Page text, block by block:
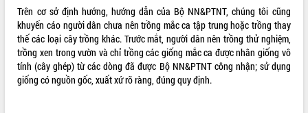
Gặp mặt các cơ quan báo chí nhân Kỷ
niệm 101 năm Ngày Báo chí Cách
mạng Việt Nam
Đắk Lắk sơ kết 4 năm triển khai thực
hiện Đề án 06 của Chính phủ
Họp báo thông tin về Hội nghị Công bố
Trên cơ sở định hướng, hướng dẫn của Bộ NN&PTNT, chúng tôi cũng
khuyến cáo người dân chưa nên trồng mắc ca tập trung hoặc trồng thay
thế các loại cây trồng khác. Trước mắt, người dân nên trồng thử nghiệm,
trồng xen trong vườn và chỉ trồng các giống mắc ca được nhân giống vô
tính (cây ghép) từ các dòng đã được Bộ NN&PTNT công nhận; sử dụng
giống có nguồn gốc, xuất xứ rõ ràng, đúng quy định.